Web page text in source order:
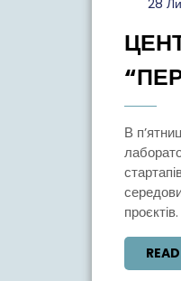
28
В п’ятницю 28 липня об 15:00 запрошуємо на відкриття омріяної Peremoha Lab – цифрової